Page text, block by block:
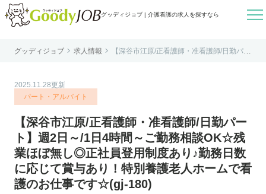
グッディジョブ | 介護看護の求人を探すなら 
はじめての方へ
個人情報保護方針
利用規約
お知らせ
お問い合わせ
グッディジョブ  求人情報 
【深谷市江原/正看護師・准看護師/日勤パー
2025.11.28更新
パート・アルバイト
【深谷市江原/正看護師・准看護師/日勤パー
ト】週2日～/1日4時間～ご勤務相談OK☆残
業ほぼ無し◎正社員登用制度あり♪勤務日数
に応じて賞与あり！特別養護老人ホームで看
護のお仕事です☆(gj-180)